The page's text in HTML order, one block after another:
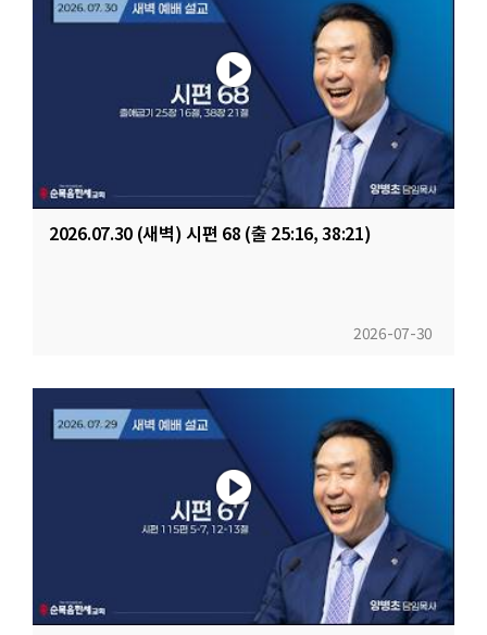
2026.07.30 (새벽) 시편 68 (출 25:16, 38:21)
2026-07-30